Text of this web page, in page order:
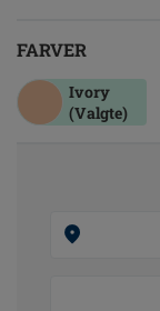
FARVER
Ivory
(Valgte)